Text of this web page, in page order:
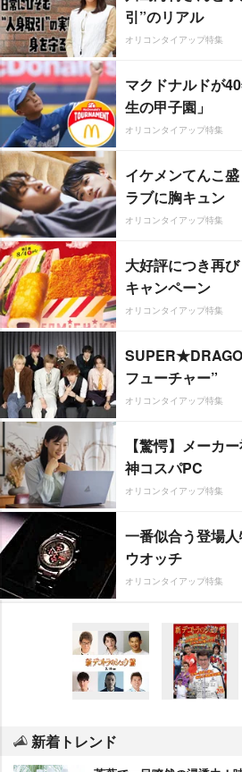
引”のリアル
オリコンタイアップ特集
マクドナルドが
生の甲子園」
オリコンタイアップ特集
イケメンてんこ
ラブに胸キュン
オリコンタイアップ特集
大好評につき再
キャンペーン
オリコンタイアップ特集
フューチャー”
オリコンタイアップ特集
【驚愕】メーカ
神コスパPC
オリコンタイアップ特集
一番似合う登場
ウオッチ
オリコンタイアップ特集
新着トレンド